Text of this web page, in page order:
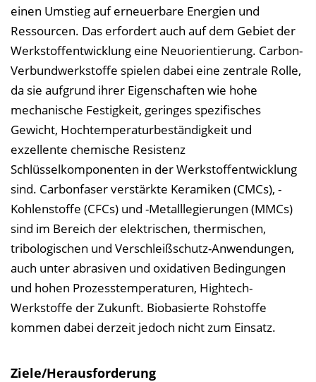
n
b
l
n
einen Umstieg auf erneuerbare Energien und
Ressourcen. Das erfordert auch auf dem Gebiet der
Werkstoffentwicklung eine Neuorientierung. Carbon-
Verbundwerkstoffe spielen dabei eine zentrale Rolle,
da sie aufgrund ihrer Eigenschaften wie hohe
mechanische Festigkeit, geringes spezifisches
Gewicht, Hochtemperaturbeständigkeit und
exzellente chemische Resistenz
Schlüsselkomponenten in der Werkstoffentwicklung
sind. Carbonfaser verstärkte Keramiken (CMCs), -
Kohlenstoffe (CFCs) und -Metalllegierungen (MMCs)
sind im Bereich der elektrischen, thermischen,
tribologischen und Verschleißschutz-Anwendungen,
auch unter abrasiven und oxidativen Bedingungen
und hohen Prozesstemperaturen, Hightech-
Werkstoffe der Zukunft. Biobasierte Rohstoffe
kommen dabei derzeit jedoch nicht zum Einsatz.
Ziele/Herausforderung